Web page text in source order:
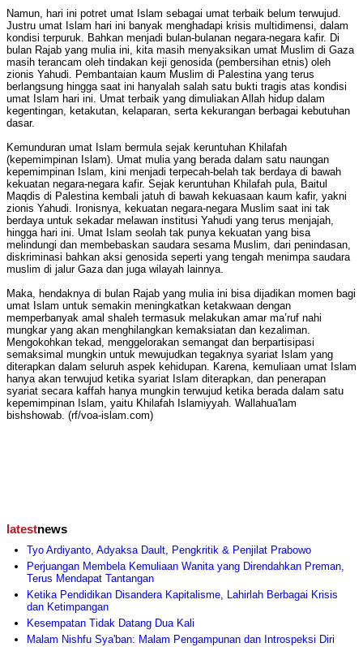
Namun, hari ini potret umat Islam sebagai umat terbaik belum terwujud.
Justru umat Islam hari ini banyak menghadapi krisis multidimensi, dalam
kondisi terpuruk. Bahkan menjadi bulan-bulanan negara-negara kafir. Di
bulan Rajab yang mulia ini, kita masih menyaksikan umat Muslim di Gaza
masih terancam oleh tindakan keji genosida (pembersihan etnis) oleh
zionis Yahudi. Pembantaian kaum Muslim di Palestina yang terus
berlangsung hingga saat ini hanyalah salah satu bukti tragis atas kondisi
umat Islam hari ini. Umat terbaik yang dimuliakan Allah hidup dalam
kegentingan, ketakutan, kelaparan, serta kekurangan berbagai kebutuhan
dasar.
Kemunduran umat Islam bermula sejak keruntuhan Khilafah
(kepemimpinan Islam). Umat mulia yang berada dalam satu naungan
kepemimpinan Islam, kini menjadi terpecah-belah tak berdaya di bawah
kekuatan negara-negara kafir. Sejak keruntuhan Khilafah pula, Baitul
Maqdis di Palestina kembali jatuh di bawah kekuasaan kaum kafir, yakni
zionis Yahudi. Ironisnya, kekuatan negara-negara Muslim saat ini tak
berdaya untuk sekadar melawan institusi Yahudi yang terus menjajah,
hingga hari ini. Umat Islam seolah tak punya kekuatan yang bisa
melindungi dan membebaskan saudara sesama Muslim, dari penindasan,
diskriminasi bahkan aksi genosida seperti yang tengah menimpa saudara
muslim di jalur Gaza dan juga wilayah lainnya.
Maka, hendaknya di bulan Rajab yang mulia ini bisa dijadikan momen bagi
umat Islam untuk semakin meningkatkan ketakwaan dengan
memperbanyak amal shaleh termasuk melakukan amar ma’ruf nahi
mungkar yang akan menghilangkan kemaksiatan dan kezaliman.
Mengokohkan tekad, menggelorakan semangat dan berpartisipasi
semaksimal mungkin untuk mewujudkan tegaknya syariat Islam yang
diterapkan dalam seluruh aspek kehidupan. Karena, kemuliaan umat Islam
hanya akan terwujud ketika syariat Islam diterapkan, dan penerapan
syariat secara kaffah hanya mungkin terwujud ketika berada dalam satu
kepemimpinan Islam, yaitu Khilafah Islamiyyah. Wallahua'lam
bishshowab. (rf/voa-islam.com)
latestnews
Tyo Ardiyanto, Adyaksa Dault, Pengkritik & Penjilat Prabowo
Perjuangan Membela Kemuliaan Wanita yang Direndahkan Preman,
Terus Mendapat Tantangan
Ketika Pendidikan Disandera Kapitalisme, Lahirlah Berbagai Krisis
dan Ketimpangan
Kesempatan Tidak Datang Dua Kali
Malam Nishfu Sya'ban: Malam Pengampunan dan Introspeksi Diri